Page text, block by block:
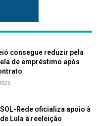
consegue reduzir pela
de empréstimo após
Rede oficializa apoio à
Lula à reeleição